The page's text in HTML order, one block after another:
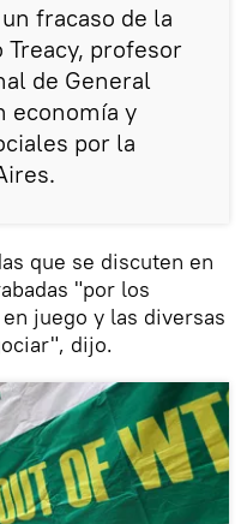
fracaso de la
profesor
de General
economía y
por la
que se discuten en
"por los
juego y las diversas
dijo.